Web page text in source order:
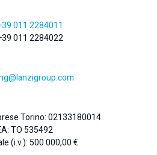
011 2284011
011 2284022
Torino: 02133180014
TO 535492
(i.v.): 500.000,00 €